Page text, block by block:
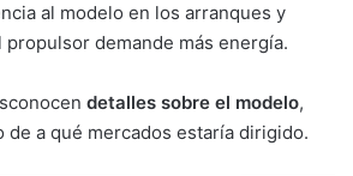
al modelo en los arranques y
demande más energía.
detalles sobre el modelo,
de a qué mercados estaría dirigido.